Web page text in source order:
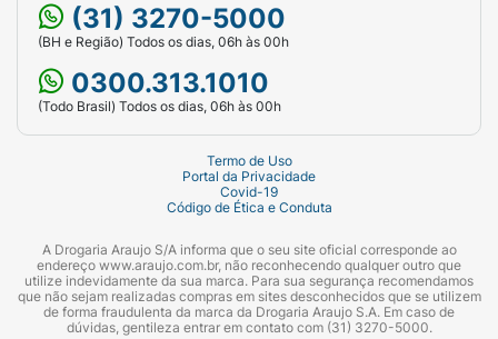
Apresentação:Embalagem plástica flexível
com visor transparente.
(31) 3270-5000
(BH e Região) Todos os dias, 06h às 00h
0300.313.1010
(Todo Brasil) Todos os dias, 06h às 00h
Termo de Uso
Portal da Privacidade
Covid-19
Código de Ética e Conduta
A Drogaria Araujo S/A informa que o seu site oficial corresponde ao
endereço www.araujo.com.br, não reconhecendo qualquer outro que
utilize indevidamente da sua marca. Para sua segurança recomendamos
que não sejam realizadas compras em sites desconhecidos que se utilizem
de forma fraudulenta da marca da Drogaria Araujo S.A. Em caso de
dúvidas, gentileza entrar em contato com (31) 3270-5000.